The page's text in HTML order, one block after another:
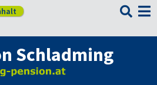

Schladming